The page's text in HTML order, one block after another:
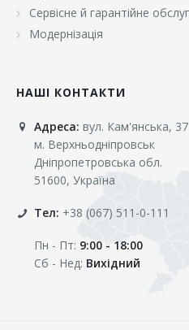
«Оптовичок»
«Свіжачок»
«Сільпо»
«Фора»
«Фреш»
«Фуршет»
«Цент»
Сервісне й гарантійне
Модернізація
НАШІ КОНТАКТИ
Адреса: вул. Кам'янська, 37
м. Верхньодніпровськ
Дніпропетровська обл.
51600, Україна
Тел: +38 (067) 511-0-111
Пн - Пт: 9:00 - 18:00
Сб - Нед: Вихідний